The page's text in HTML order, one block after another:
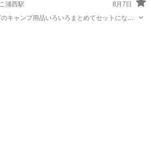
浦西駅
8月7日
キャンプ用品いろいろまとめてセットになり